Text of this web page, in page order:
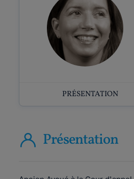
PRÉSENTATION
Présentation